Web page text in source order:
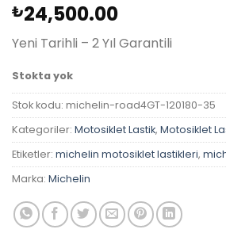
₺24,500.00
Yeni Tarihli – 2 Yıl Garantili
Stokta yok
Stok kodu: michelin-road4GT-120180-35
Kategoriler: Motosiklet Lastik, Motosiklet
Etiketler: michelin motosiklet lastikleri,
Marka: Michelin